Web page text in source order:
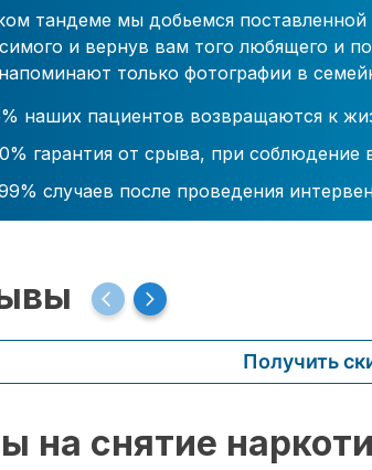
тандеме мы добьемся
и вернув вам того любящего и
только фотографии в
наших пациентов возвращаются к
гарантия от срыва, при
случаев после проведения
Получить
на снятие